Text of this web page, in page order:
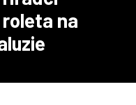
na